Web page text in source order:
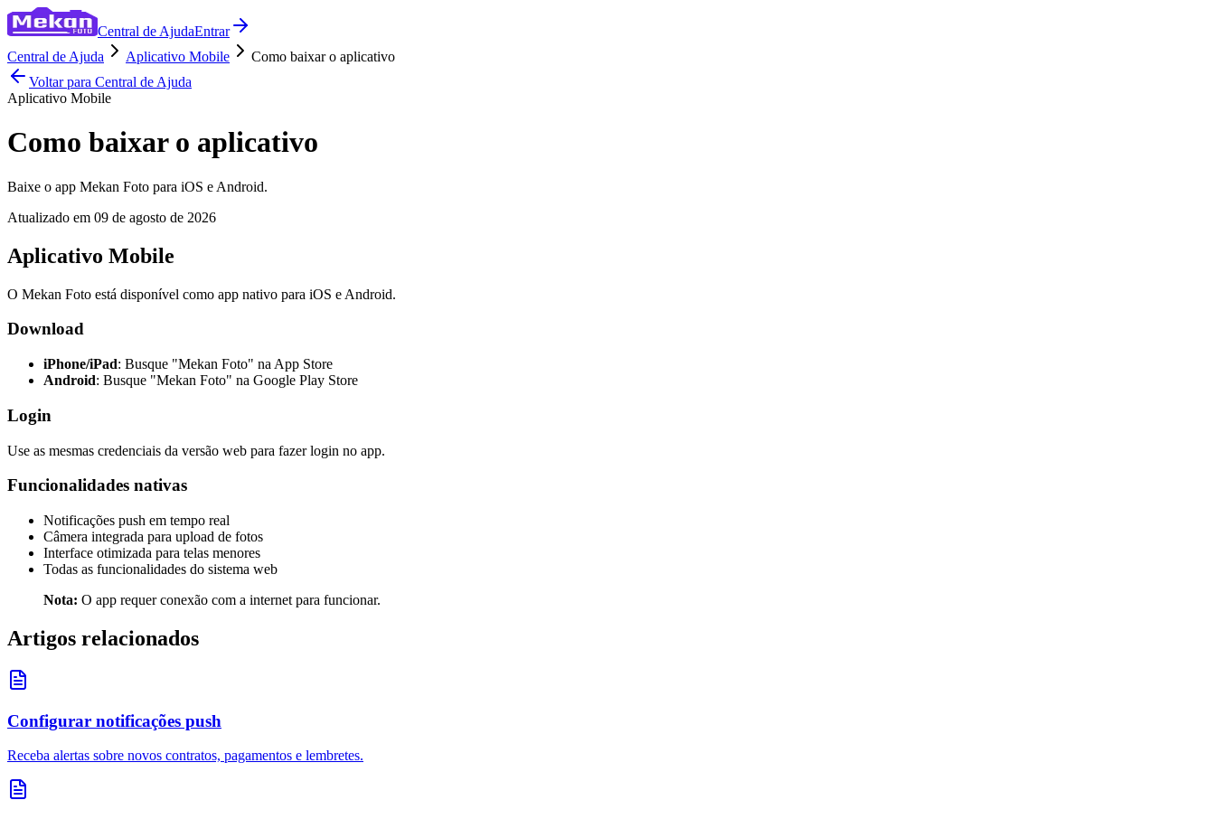
Central de AjudaEntrar
Central de Ajuda
Aplicativo Mobile
Como baixar o aplicativo
Voltar para Central de Ajuda
Aplicativo Mobile
Como baixar o aplicativo
Baixe o app Mekan Foto para iOS e Android.
Atualizado em 09 de agosto de 2026
Aplicativo Mobile
O Mekan Foto está disponível como app nativo para iOS e Android.
Download
iPhone/iPad: Busque "Mekan Foto" na App Store
Android: Busque "Mekan Foto" na Google Play Store
Login
Use as mesmas credenciais da versão web para fazer login no app.
Funcionalidades nativas
Notificações push em tempo real
Câmera integrada para upload de fotos
Interface otimizada para telas menores
Todas as funcionalidades do sistema web
Nota: O app requer conexão com a internet para funcionar.
Artigos relacionados
Configurar notificações push
Receba alertas sobre novos contratos, pagamentos e lembretes.